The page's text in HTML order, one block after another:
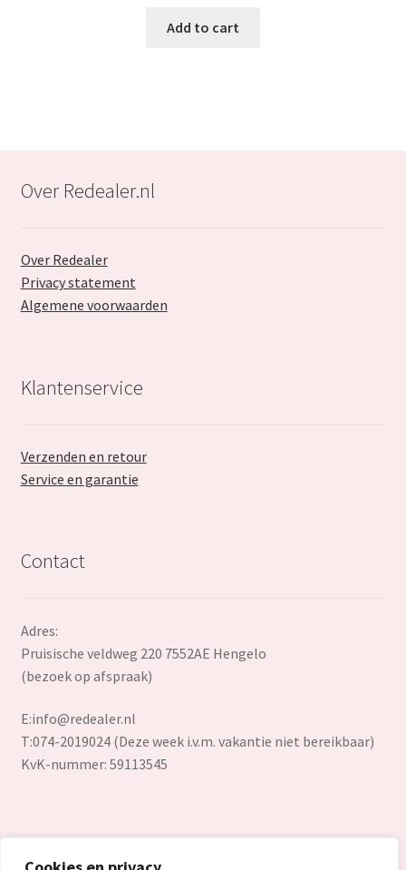
was:
Add to cart
Over Redealer.nl
Over Redealer
Privacy statement
Algemene voorwaarden
Klantenservice
Verzenden en retour
Service en garantie
Contact
Adres:
Pruisische veldweg 220 7552AE Hengelo
(bezoek op afspraak)
E:info@redealer.nl
T:074-2019024 (Deze week i.v.m. vakantie niet bereikbaar)
KvK-nummer: 59113545